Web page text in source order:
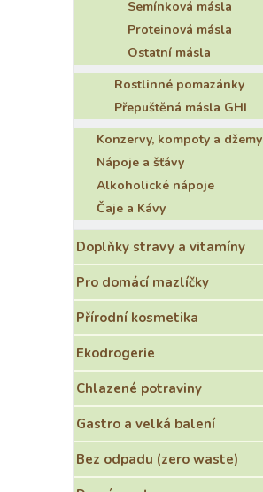
Semínková másla
Proteinová másla
Ostatní másla
Rostlinné pomazánky
Přepuštěná másla GHI
Konzervy, kompoty a džemy
Nápoje a šťávy
Alkoholické nápoje
Čaje a Kávy
Doplňky stravy a vitamíny
Pro domácí mazlíčky
Přírodní kosmetika
Ekodrogerie
Chlazené potraviny
Gastro a velká balení
Bez odpadu (zero waste)